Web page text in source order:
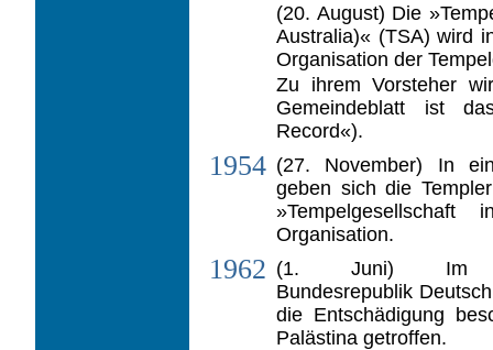
(20. August) Die
Australia)« (TSA) wird
Organisation der
Zu ihrem Vorsteher
Gemeindeblatt ist
Record«).
1954 (27. November) In
geben sich die
Organisation.
1962 (1. Juni) Im
Bundesrepublik
die Entschädigung
Palästina getroffen.